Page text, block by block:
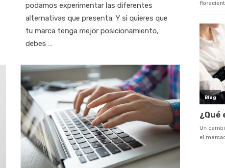
podamos experimentar las diferentes
alternativas que presenta. Y si quieres que
tu marca tenga mejor posicionamiento,
debes …